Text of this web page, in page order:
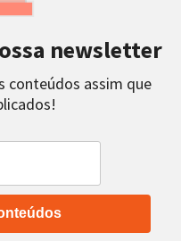
newsletter
conteúdos assim que